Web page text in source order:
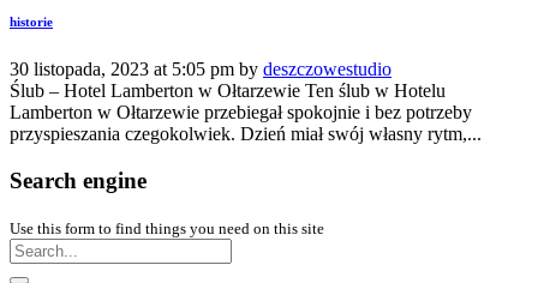
historie
30 listopada, 2023 at 5:05 pm by deszczowestudio
Ślub – Hotel Lamberton w Ołtarzewie Ten ślub w Hotelu
Lamberton w Ołtarzewie przebiegał spokojnie i bez potrzeby
przyspieszania czegokolwiek. Dzień miał swój własny rytm,...
Search engine
Use this form to find things you need on this site